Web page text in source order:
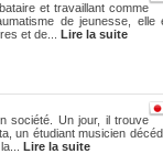
et travaillant comme
de jeunesse, elle
et de... Lire la suite
société. Un jour, il trouve
un étudiant musicien
Lire la suite